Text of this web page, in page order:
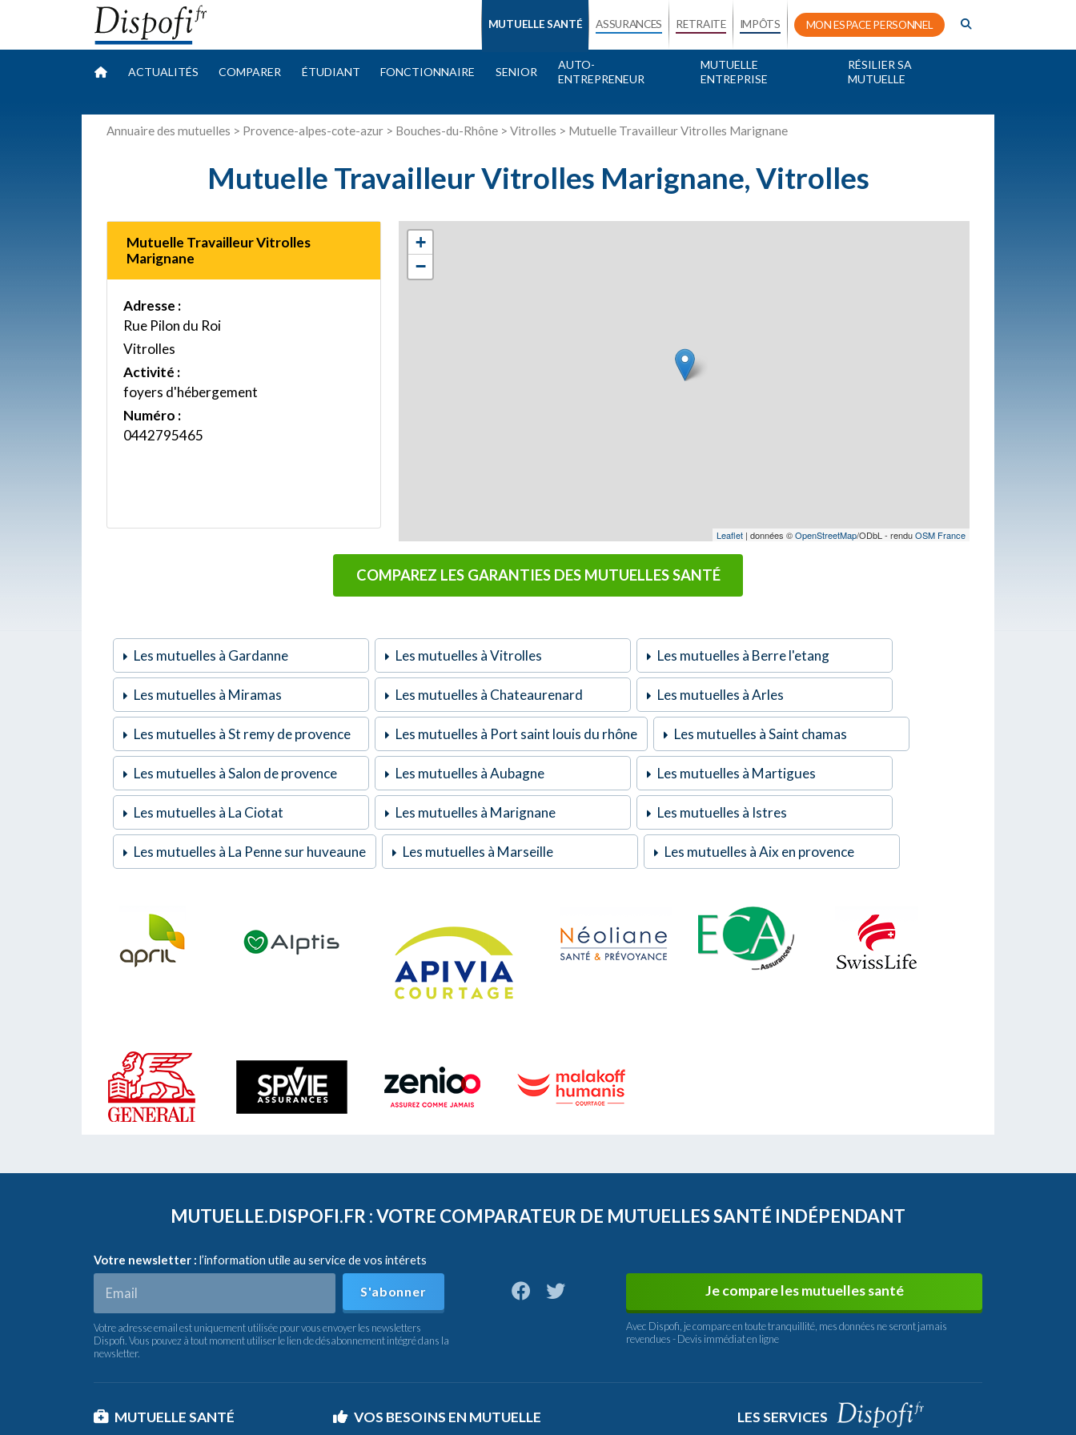
MUTUELLE SANTÉ ASSURANCES RETRAITE IMPÔTS MON ESPACE PERSONNEL
ACTUALITÉS COMPARER ÉTUDIANT FONCTIONNAIRE SENIOR
AUTO-
ENTREPRENEUR
MUTUELLE
ENTREPRISE
RÉSILIER SA
MUTUELLE
Annuaire des mutuelles > Provence-alpes-cote-azur > Bouches-du-Rhône > Vitrolles > Mutuelle Travailleur Vitrolles Marignane
Mutuelle Travailleur Vitrolles Marignane, Vitrolles
Mutuelle Travailleur Vitrolles
Marignane
Adresse :
Rue Pilon du Roi
Vitrolles
Activité :
foyers d'hébergement
Numéro :
0442795465
+
−
Leaflet | données ©OpenStreetMap/ODbL - renduOSM France
COMPAREZ LES GARANTIES DES MUTUELLES SANTÉ
Les mutuelles à Gardanne Les mutuelles à Vitrolles Les mutuelles à Berre l'etang
Les mutuelles à Miramas Les mutuelles à Chateaurenard Les mutuelles à Arles
Les mutuelles à St remy de provence Les mutuelles à Port saint louis du rhône Les mutuelles à Saint chamas
Les mutuelles à Salon de provence Les mutuelles à Aubagne Les mutuelles à Martigues
Les mutuelles à La Ciotat Les mutuelles à Marignane Les mutuelles à Istres
Les mutuelles à La Penne sur huveaune Les mutuelles à Marseille Les mutuelles à Aix en provence
MUTUELLE.DISPOFI.FR : VOTRE COMPARATEUR DE MUTUELLES SANTÉ INDÉPENDANT
Votre newsletter : l’information utile au service de vos intérets
S'abonner
Votre adresse email est uniquement utilisée pour vous envoyer les newsletters
Dispofi. Vous pouvez à tout moment utiliser le lien de désabonnement intégré dans la
newsletter.
Je compare les mutuelles santé
Avec Dispofi, je compare en toute tranquillité, mes données ne seront jamais
revendues - Devis immédiat en ligne
MUTUELLE SANTÉ VOS BESOINS EN MUTUELLE LES SERVICES